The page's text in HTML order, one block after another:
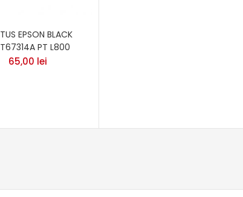
EPSON BLACK
PT L800
65,00 lei